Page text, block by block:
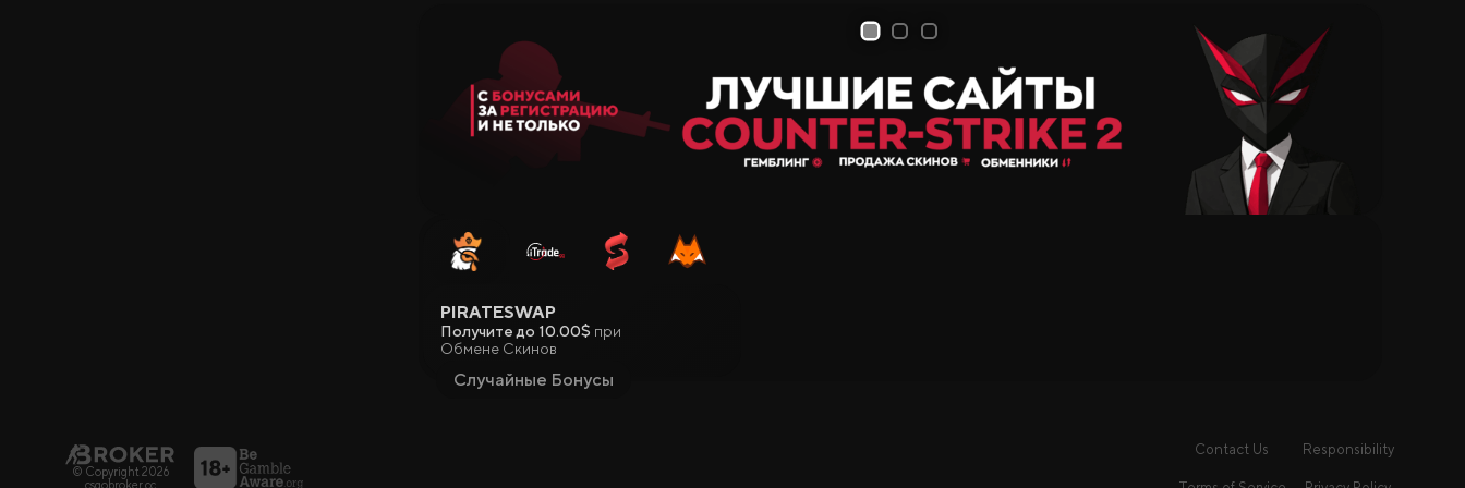
1 2 3
Случайные Бонусы
PIRATESWAP
Получите до 10.00$ при
Обмене Скинов
© Copyright 2026
csgobroker.cc
Contact Us Responsibility